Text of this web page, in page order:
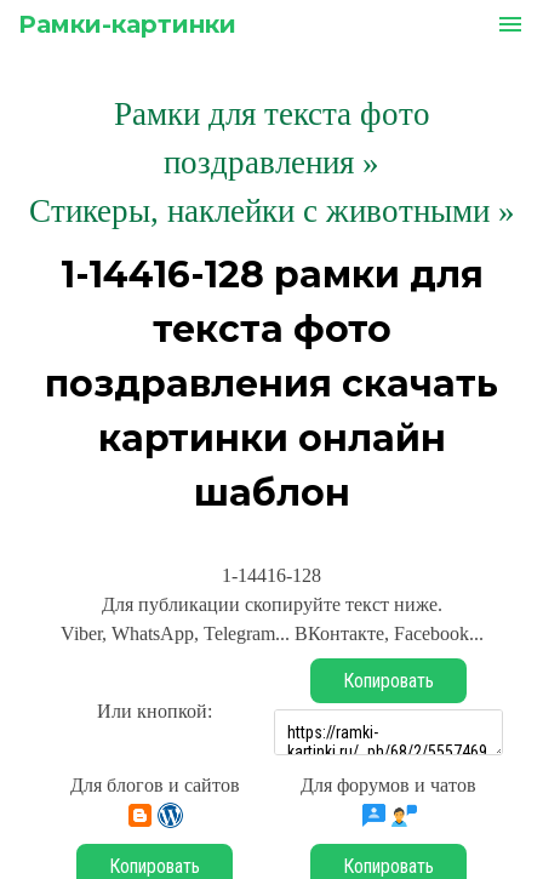
Рамки-картинки menu
Рамки для текста фото
поздравления »
Стикеры, наклейки с животными »
1-14416-128 рамки для
текста фото
поздравления скачать
картинки онлайн
шаблон
1-14416-128
Для публикации скопируйте текст ниже.
Viber, WhatsApp, Telegram... ВКонтакте, Facebook...
Или кнопкой:
Копировать
Для блогов и сайтов Для форумов и чатов
Копировать Копировать